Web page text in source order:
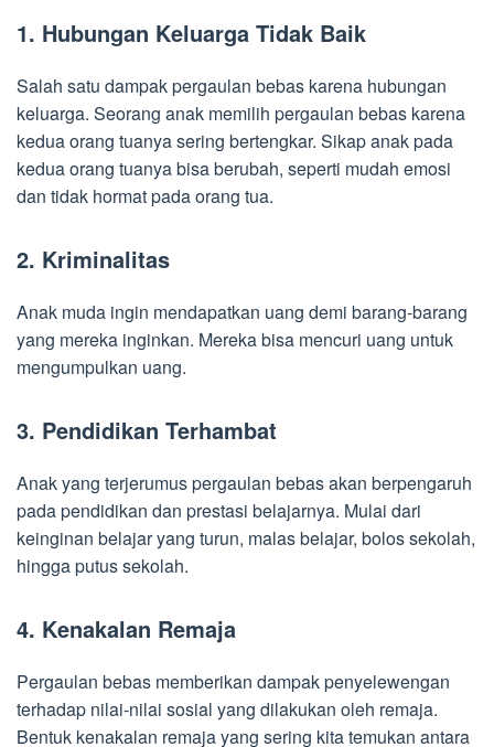
1. Hubungan Keluarga Tidak Baik
Salah satu dampak pergaulan bebas karena hubungan
keluarga. Seorang anak memilih pergaulan bebas karena
kedua orang tuanya sering bertengkar. Sikap anak pada
kedua orang tuanya bisa berubah, seperti mudah emosi
dan tidak hormat pada orang tua.
2. Kriminalitas
Anak muda ingin mendapatkan uang demi barang-barang
yang mereka inginkan. Mereka bisa mencuri uang untuk
mengumpulkan uang.
3. Pendidikan Terhambat
Anak yang terjerumus pergaulan bebas akan berpengaruh
pada pendidikan dan prestasi belajarnya. Mulai dari
keinginan belajar yang turun, malas belajar, bolos sekolah,
hingga putus sekolah.
4. Kenakalan Remaja
Pergaulan bebas memberikan dampak penyelewengan
terhadap nilai-nilai sosial yang dilakukan oleh remaja.
Bentuk kenakalan remaja yang sering kita temukan antara